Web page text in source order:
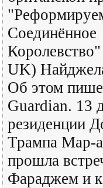
Соединённое
UK)
Об этом
Guardian. 13
резиденции
Трампа Мар-
прошла
Фараджем и